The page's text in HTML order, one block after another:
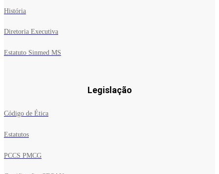
História
Diretoria Executiva
Estatuto Sinmed MS
Legislação
Código de Ética
Estatutos
PCCS PMCG